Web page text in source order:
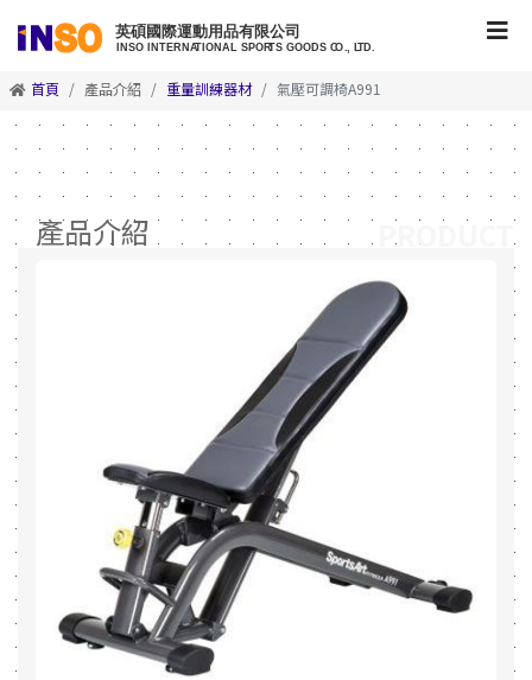
首頁 產品介紹 重量訓練器材 氣壓可調椅A991
產品介紹 PRODUCT